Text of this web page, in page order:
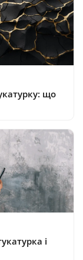
що
і